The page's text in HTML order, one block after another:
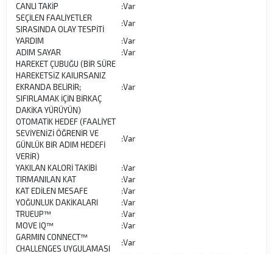
CANLI TAKİP
:Var
SEÇİLEN FAALİYETLER
SIRASINDA OLAY TESPİTİ
:Var
YARDIM
:Var
ADIM SAYAR
:Var
HAREKET ÇUBUĞU (BİR SÜRE
HAREKETSİZ KAILIRSANIZ
EKRANDA BELİRİR;
SIFIRLAMAK İÇİN BİRKAÇ
DAKİKA YÜRÜYÜN)
:Var
OTOMATİK HEDEF (FAALİYET
SEVİYENİZİ ÖĞRENİR VE
GÜNLÜK BİR ADIM HEDEFİ
VERİR)
:Var
YAKILAN KALORİ TAKİBİ :Var
TIRMANILAN KAT
:Var
KAT EDİLEN MESAFE
:Var
YOĞUNLUK DAKİKALARI
:Var
TRUEUP™
:Var
MOVE IQ™
:Var
GARMIN CONNECT™
CHALLENGES UYGULAMASI
:Var